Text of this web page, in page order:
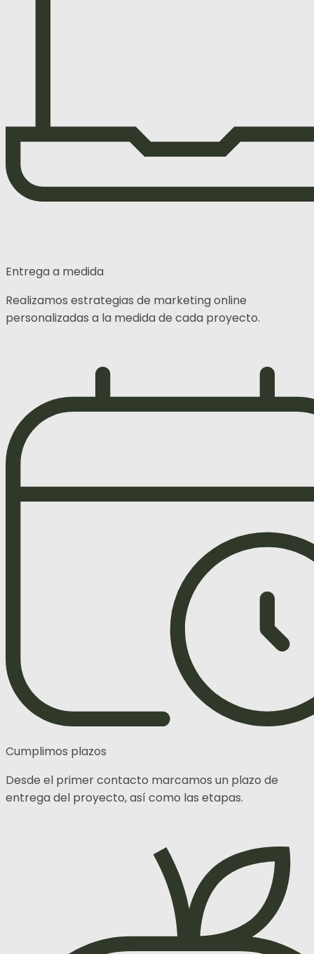
Entrega a medida
Realizamos estrategias de marketing online
personalizadas a la medida de cada proyecto.
Cumplimos plazos
Desde el primer contacto marcamos un plazo de
entrega del proyecto, así como las etapas.